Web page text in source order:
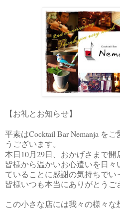
【お礼とお知らせ】
平素はCocktail Bar Nemanja をご
うございます。
本日 10月 29日、おかげさまで開
皆様から温かいお心遣いを日
ていることに感謝の気持ちでい
皆様いつも本当にありがとうご
この小さな店には我々の様々な